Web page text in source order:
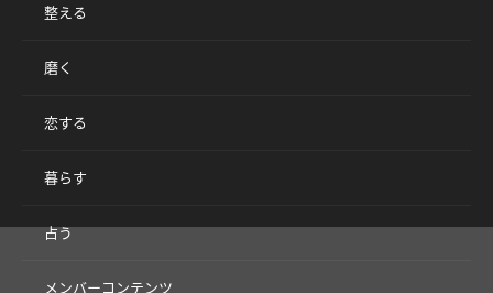
整える
磨く
恋する
暮らす
占う
メンバーコンテンツ